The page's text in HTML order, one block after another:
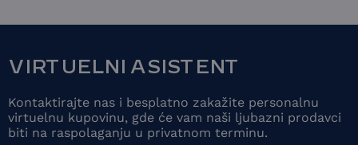
VIRTUELNI ASISTENT
Kontaktirajte nas i besplatno zakažite personalnu
virtuelnu kupovinu, gde će vam naši ljubazni prodavci
biti na raspolaganju u privatnom terminu.